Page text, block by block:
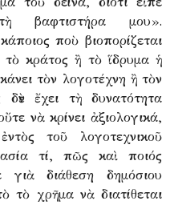
βαφτιστήρα μου».
ποὺ βιοπορίζεται
κράτος ἢ τὸ ἵδρυμα ἡ
τὸν λογοτέχνη ἢ τὸν
ἔχει τὴ δυνατότητα
νὰ κρίνει ἀξιολογικά,
τοῦ λογοτεχνικοῦ
τί, πῶς καὶ ποιός
γιὰ διάθεση δημόσιου
τὸ χρῆμα νὰ διατίθεται